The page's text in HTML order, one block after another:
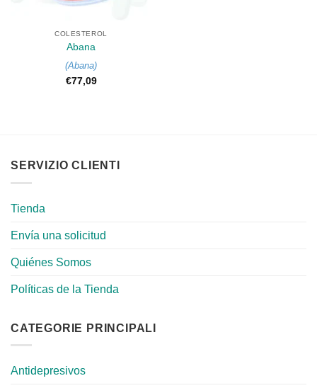
COLESTEROL
Abana
(Abana)
€77,09
SERVIZIO CLIENTI
Tienda
Envía una solicitud
Quiénes Somos
Políticas de la Tienda
CATEGORIE PRINCIPALI
Antidepresivos